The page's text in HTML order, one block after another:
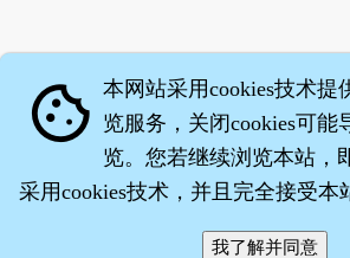
cookie 本网站采用cookies技术提
览服务，关闭cookies可能
览。您若继续浏览本站，
采用cookies技术，并且完全接受本